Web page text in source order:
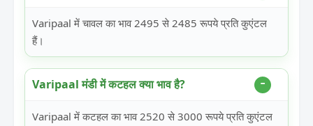
Varipaal में चावल का भाव 2495 से 2485 रूपये प्रति कुएंटल
हैं।
Varipaal मंडी में कटहल क्या भाव है?
Varipaal में कटहल का भाव 2520 से 3000 रूपये प्रति कुएंटल